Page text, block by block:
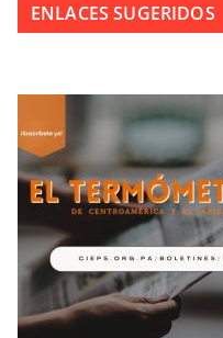
ENLACES SUGERIDOS